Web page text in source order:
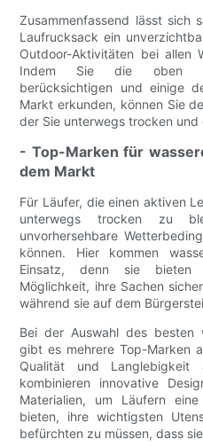
Zusammenfassend lässt sich
Laufrucksack ein
Outdoor-Aktivitäten bei allen
Indem Sie die oben
berücksichtigen und einige
Markt erkunden, können Sie
der Sie unterwegs trocken und
- Top-Marken für
dem Markt
Für Läufer, die einen aktiven
unterwegs trocken zu
unvorhersehbare
können. Hier kommen
Einsatz, denn sie bieten
Möglichkeit, ihre Sachen
während sie auf dem
Bei der Auswahl des besten
gibt es mehrere Top-Marken
Qualität und Langlebigkeit
kombinieren innovative
Materialien, um Läufern
bieten, ihre wichtigsten
befürchten zu müssen, dass